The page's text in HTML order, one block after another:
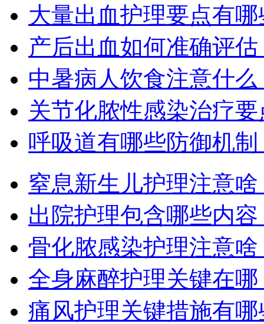
大量出血护理要点有哪
产后出血如何准确评估
中暑病人饮食注意什么
关节化脓性感染治疗
呼吸道有哪些防御机制
窒息新生儿护理注意啥
出院护理包含哪些内容
骨化脓感染护理注意啥
全身麻醉护理关键在哪
痛风护理关键措施有哪